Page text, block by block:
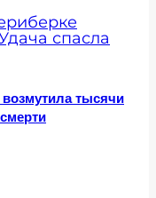
возмутила тысячи